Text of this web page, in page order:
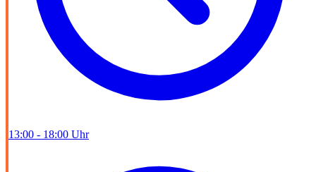
13:00 - 18:00 Uhr